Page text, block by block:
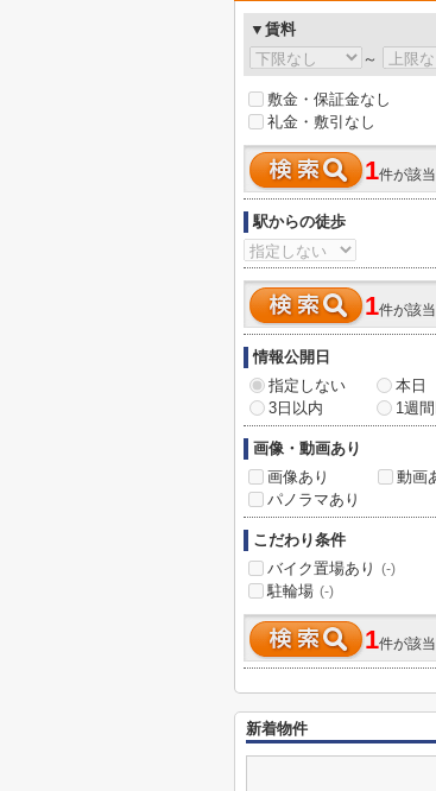
▼賃料
～
敷金・保証金なし
礼金・敷引なし
1件が該当
駅からの徒歩
1件が該当
情報公開日
指定しない
本日
3日以内
1週
画像・動画あり
画像あり
動画
パノラマあり
こだわり条件
バイク置場あり
(-)
駐輪場 (-)
1件が該当
新着物件